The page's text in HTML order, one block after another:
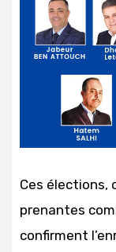
Ces élections,
prenantes
confirment